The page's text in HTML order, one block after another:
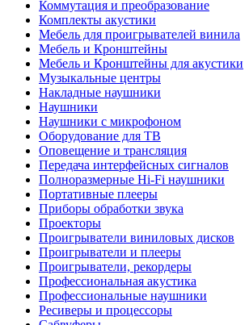
Коммутация и преобразование
Комплекты акустики
Мебель для проигрывателей винила
Мебель и Кронштейны
Мебель и Кронштейны для акустики
Музыкальные центры
Накладные наушники
Наушники
Наушники с микрофоном
Оборудование для ТВ
Оповещение и трансляция
Передача интерфейсных сигналов
Полноразмерные Hi-Fi наушники
Портативные плееры
Приборы обработки звука
Проекторы
Проигрыватели виниловых дисков
Проигрыватели и плееры
Проигрыватели, рекордеры
Профессиональная акустика
Профессиональные наушники
Ресиверы и процессоры